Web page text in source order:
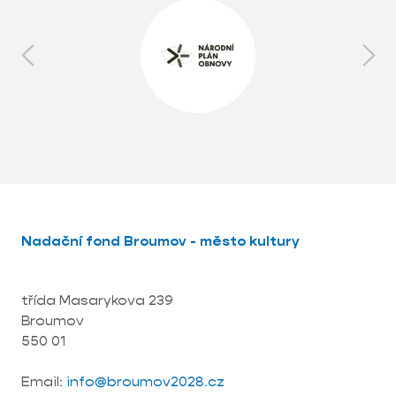
veřejném prostoru. Hledáme také řešení
vedoucí ke zlepšení správy veřejných věcí.
Nadační fond Broumov - město kultury
třída Masarykova 239
Broumov
550 01
Email: info@broumov2028.cz